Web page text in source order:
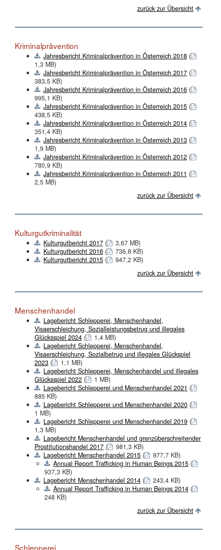
zurück zur Übersicht
Kriminalprävention
Jahresbericht Kriminalprävention in Österreich 2018 (
1,3 MB)
Jahresbericht Kriminalprävention in Österreich 2017 (
383,5 KB)
Jahresbericht Kriminalprävention in Österreich 2016 (
995,1 KB)
Jahresbericht Kriminalprävention in Österreich 2015 (
438,5 KB)
Jahresbericht Kriminalprävention in Österreich 2014 (
351,4 KB)
Jahresbericht Kriminalprävention in Österreich 2013 (
1,9 MB)
Jahresbericht Kriminalprävention in Österreich 2012 (
780,9 KB)
Jahresbericht Kriminalprävention in Österreich 2011 (
2,5 MB)
zurück zur Übersicht
Kulturgutkriminalität
Kulturgutbericht 2017 (
3,67 MB)
Kulturgutbericht 2016 (
736,8 KB)
Kulturgutbericht 2015 (
947,2 KB)
zurück zur Übersicht
Menschenhandel
Lagebericht Schlepperei, Menschenhandel,
Visaerschleichung, Sozialleistungsbetrug und illegales
Glücksspiel 2024 (
1,4 MB)
Lagebericht Schlepperei, Menschenhandel,
Visaerschleichung, Sozialbetrug und illegales Glückspiel
2023 (
1,1 MB)
Lagebericht Schlepperei, Menschenhandel und illegales
Glücksspiel 2022 (
1 MB)
Lagebericht Schlepperei und Menschenhandel 2021 (
885 KB)
Lagebericht Schlepperei und Menschenhandel 2020 (
1 MB)
Lagebericht Schlepperei und Menschenhandel 2019 (
1,3 MB)
Lagebericht Menschenhandel und grenzüberschreitender
Prostitutionshandel 2017 (
981,3 KB)
Lagebericht Menschenhandel 2015 (
977,7 KB)
Annual Report Trafficking in Human Beings 2015 (
937,3 KB)
Lagebericht Menschenhandel 2014 (
243,4 KB)
Annual Report Trafficking in Human Beings 2014 (
248 KB)
zurück zur Übersicht
Schlepperei